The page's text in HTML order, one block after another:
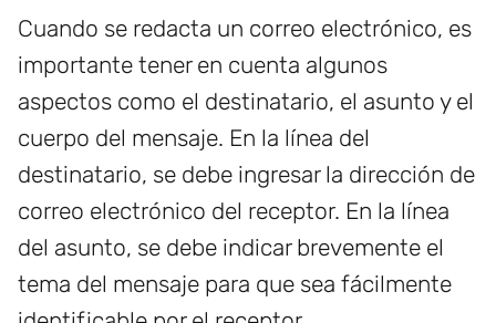
Cuando se redacta un correo electrónico, es
importante tener en cuenta algunos
aspectos como el destinatario, el asunto y el
cuerpo del mensaje. En la línea del
destinatario, se debe ingresar la dirección de
correo electrónico del receptor. En la línea
del asunto, se debe indicar brevemente el
tema del mensaje para que sea fácilmente